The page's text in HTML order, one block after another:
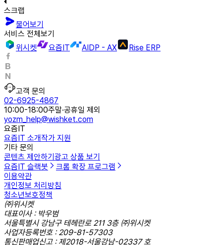
스크랩
물어보기
서비스 전체보기
위시켓
요즘IT AIDP - AX Rise ERP
고객 문의
02-6925-4867
10:00-18:00주말·공휴일 제외
yozm_help@wishket.com
요즘IT
요즘IT 소개작가 지원
기타 문의
콘텐츠 제안하기 광고 상품 보기
요즘IT 슬랙봇
크롬 확장 프로그램
이용약관
개인정보 처리방침
청소년보호정책
㈜위시켓
대표이사 : 박우범
서울특별시 강남구 테헤란로 211 3층 ㈜위시켓
사업자등록번호 : 209-81-57303
통신판매업신고 : 제2018-서울강남-02337 호